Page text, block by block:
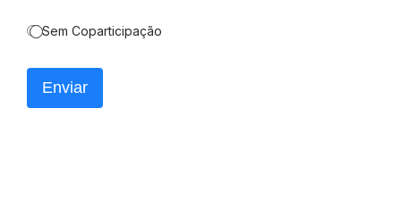
Sem Coparticipação
Enviar